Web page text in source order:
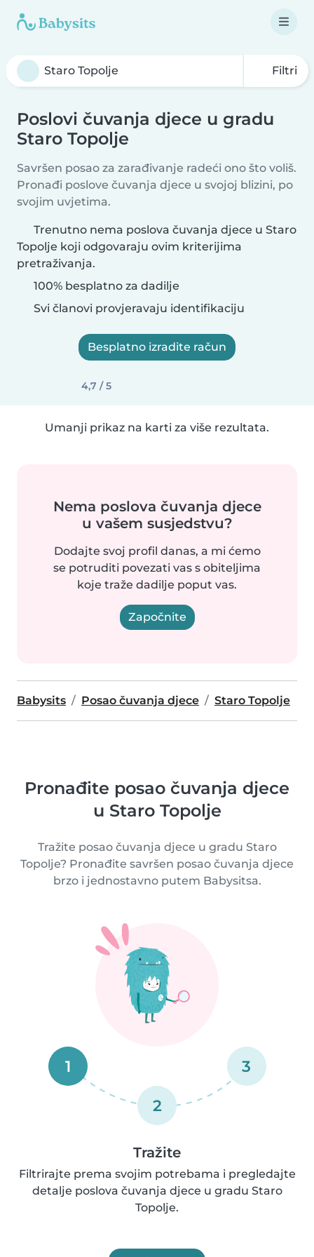
Filtri
Poslovi čuvanja djece u gradu
Staro Topolje
Savršen posao za zarađivanje radeći ono što voliš.
Pronađi poslove čuvanja djece u svojoj blizini, po
svojim uvjetima.
Trenutno nema poslova čuvanja djece u Staro
Topolje koji odgovaraju ovim kriterijima
pretraživanja.
100% besplatno za dadilje
Svi članovi provjeravaju identifikaciju
Besplatno izradite račun
4,7 / 5
Umanji prikaz na karti za više rezultata.
Nema poslova čuvanja djece
u vašem susjedstvu?
Dodajte svoj profil danas, a mi ćemo
se potruditi povezati vas s obiteljima
koje traže dadilje poput vas.
Započnite
Babysits Posao čuvanja djece Staro Topolje
Pronađite posao čuvanja djece
u Staro Topolje
Tražite posao čuvanja djece u gradu Staro
Topolje? Pronađite savršen posao čuvanja djece
brzo i jednostavno putem Babysitsa.
1
2
3
Tražite
Filtrirajte prema svojim potrebama i pregledajte
detalje poslova čuvanja djece u gradu Staro
Topolje.